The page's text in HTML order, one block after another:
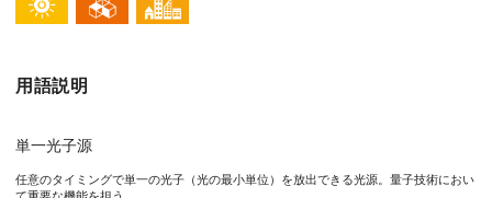
本研究で確立した界面発光中心の基礎的理解を足掛かりとして
用語説明
単一光子源
任意のタイミングで単一の光子（光の最小単位）を放出できる光源。量子技術におい